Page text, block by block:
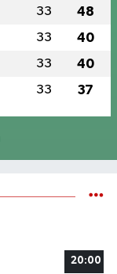
33 48
33 40
33 40
33 37
20:00